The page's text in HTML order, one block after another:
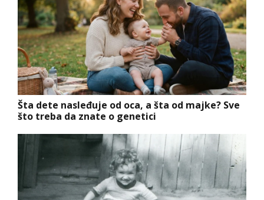
Šta dete nasleđuje od oca, a šta od majke? Sve
što treba da znate o genetici